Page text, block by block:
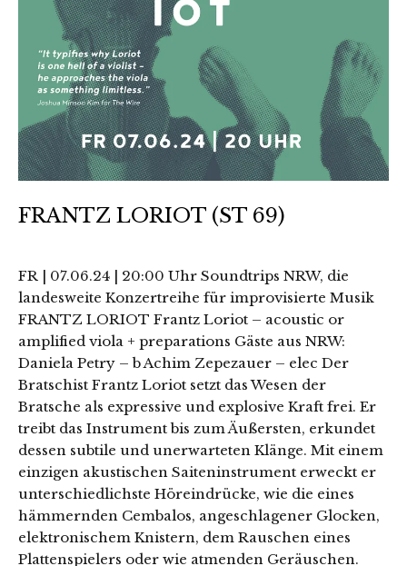
FRANTZ LORIOT (ST 69)
FR | 07.06.24 | 20:00 Uhr Soundtrips NRW, die
landesweite Konzertreihe für improvisierte Musik
FRANTZ LORIOT Frantz Loriot – acoustic or
amplified viola + preparations Gäste aus NRW:
Daniela Petry – b Achim Zepezauer – elec Der
Bratschist Frantz Loriot setzt das Wesen der
Bratsche als expressive und explosive Kraft frei. Er
treibt das Instrument bis zum Äußersten, erkundet
dessen subtile und unerwarteten Klänge. Mit einem
einzigen akustischen Saiteninstrument erweckt er
unterschiedlichste Höreindrücke, wie die eines
hämmernden Cembalos, angeschlagener Glocken,
elektronischem Knistern, dem Rauschen eines
Plattenspielers oder wie atmenden Geräuschen.